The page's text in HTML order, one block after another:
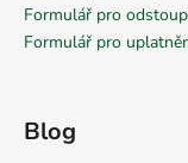
Formulář pro
Formulář pro
Blog